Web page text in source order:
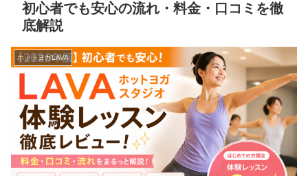
初心者でも安心の流れ・料金・口コミを徹
底解説
ホットヨガLAVA